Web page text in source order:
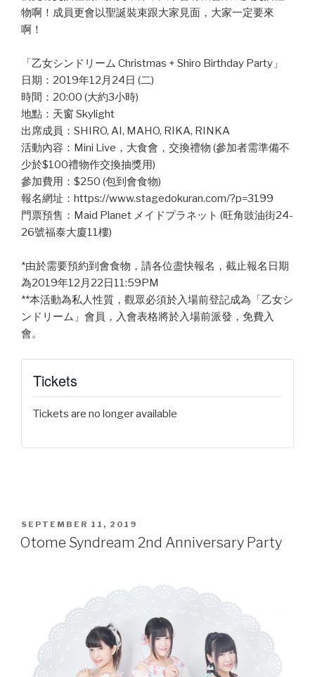
物啊！成員更會以聖誕裝束跟大家見面，大家一定要來
啊！
「乙女シンドリーム Christmas + Shiro Birthday Party」
日期：2019年12月24日 (二)
時間：20:00 (大約3小時)
地點：天窗 Skylight
出席成員：SHIRO, AI, MAHO, RIKA, RINKA
活動內容：Mini Live，大食會，交換禮物 (參加者需準備不
少於$100禮物作交換抽獎用)
參加費用：$250 (包到會食物)
報名網址：https://www.stagedokuran.com/?p=3199
門票預售：Maid Planet メイドプラネット (旺角豉油街24-
26號福泰大廈11樓)
*由於需要預約到會食物，請各位盡快報名，截止報名日期
為2019年12月22日11:59PM
**本活動為私人性質，觀眾必須於入場前登記成為「乙女シ
ンドリーム」會員，入會表格將於入場前派發，免費入
會。
Tickets
Tickets are no longer available
POSTED
ON
SEPTEMBER 11, 2019
Otome Syndream 2nd Anniversary Party